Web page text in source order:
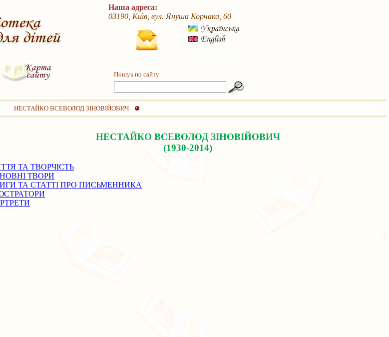
Наша адреса:
03190, Київ, вул. Януша Корчака, 60
Пошук по сайту
НЕСТАЙКО ВСЕВОЛОД ЗІНОВІЙОВИЧ
НЕСТАЙКО ВСЕВОЛОД ЗІНОВІЙОВИЧ
(1930-2014)
ТА ТВОРЧІСТЬ
ТВОРИ
ТА СТАТТІ ПРО ПИСЬМЕННИКА